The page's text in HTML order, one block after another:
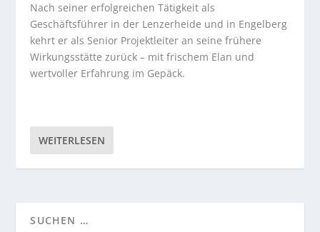
Nach seiner erfolgreichen Tätigkeit als
Geschäftsführer in der Lenzerheide und in Engelberg
kehrt er als Senior Projektleiter an seine frühere
Wirkungsstätte zurück – mit frischem Elan und
wertvoller Erfahrung im Gepäck.
WEITERLESEN